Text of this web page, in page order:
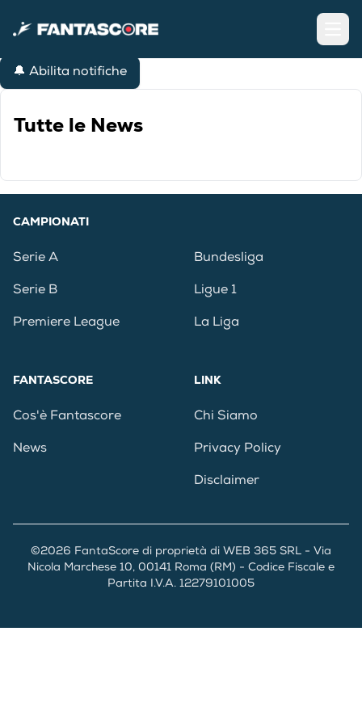
🔔 Abilita notifiche
Tutte le News
CAMPIONATI
Serie A
Serie B
Premiere League
Bundesliga
Ligue 1
La Liga
FANTASCORE
Cos'è Fantascore
News
LINK
Chi Siamo
Privacy Policy
Disclaimer
©2026 FantaScore di proprietà di WEB 365 SRL - Via
Nicola Marchese 10, 00141 Roma (RM) - Codice Fiscale e
Partita I.V.A. 12279101005